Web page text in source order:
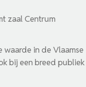
zaal Centrum
in de Vlaamse
bij een breed publiek